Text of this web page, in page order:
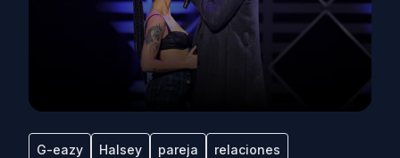
G-eazy Halsey pareja relaciones